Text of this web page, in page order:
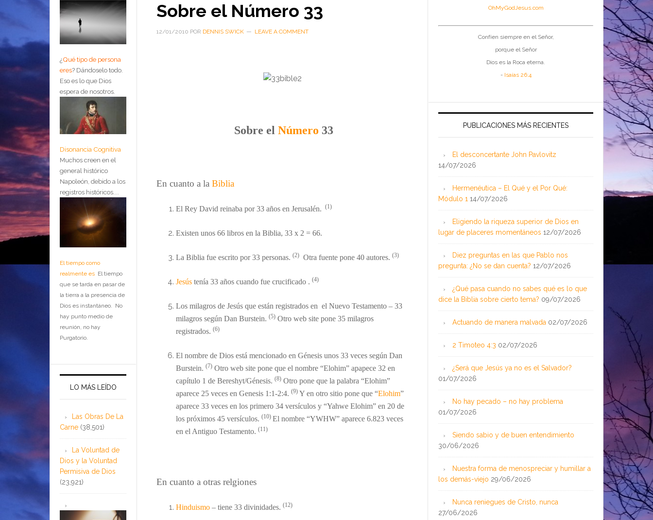
Sobre el Número 33
12/01/2010 POR DENNIS SWICK LEAVE A COMMENT
Sobre el Número 33
En cuanto a la Biblia
El Rey David reinaba por 33 años en Jerusalén. (1)
Existen unos 66 libros en la Biblia, 33 x 2 = 66.
La Biblia fue escrito por 33 personas. (2) Otra fuente pone 40 autores. (3)
Jesús tenía 33 años cuando fue crucificado . (4)
Los milagros de Jesús que están registrados en el Nuevo Testamento – 33
milagros según Dan Burstein. (5) Otro web site pone 35 milagros
registrados. (6)
El nombre de Dios está mencionado en Génesis unos 33 veces según Dan
Burstein. (7) Otro web site pone que el nombre “Elohim” apapece 32 en
capítulo 1 de Bereshyt/Génesis. (8) Otro pone que la palabra “Elohim”
aparece 25 veces en Genesis 1:1-2:4. (9) Y en otro sitio pone que “Elohim”
aparece 33 veces en los primero 34 versículos y “Yahwe Elohim” en 20 de
los próximos 45 versículos. (10) El nombre “YWHW” aparece 6.823 veces
en el Antiguo Testamento. (11)
En cuanto a otras relgiones
Hinduismo – tiene 33 divinidades. (12)
OhMyGodJesus.com
Confíen siempre en el Señor,
porque el Señor
Dios es la Roca eterna.
- Isaías 26:4
PUBLICACIONES MÁS RECIENTES
El desconcertante John Pavlovitz
14/07/2026
Hermenéutica – El Qué y el Por Qué:
Módulo 1 14/07/2026
Eligiendo la riqueza superior de Dios en
lugar de placeres momentáneos 12/07/2026
Diez preguntas en las que Pablo nos
pregunta: ¿No se dan cuenta? 12/07/2026
¿Qué pasa cuando no sabes qué es lo que
dice la Biblia sobre cierto tema? 09/07/2026
Actuando de manera malvada 02/07/2026
2 Timoteo 4:3 02/07/2026
¿Será que Jesús ya no es el Salvador?
01/07/2026
No hay pecado – no hay problema
01/07/2026
Siendo sabio y de buen entendimiento
30/06/2026
Nuestra forma de menospreciar y humillar a
los demás-viejo 29/06/2026
Nunca reniegues de Cristo, nunca
27/06/2026
¿Qué tipo de persona
eres? Dándoselo todo.
Eso es lo que Dios
espera de nosotros.
Disonancia Cognitiva
Muchos creen en el
general histórico
Napoleón, debido a los
registros históricos....
El tiempo como
realmente es El tiempo
que se tarda en pasar de
la tierra a la presencia de
Dios es instantáneo. No
hay punto medio de
reunión, no hay
Purgatorio.
LO MÁS LEÍDO
Las Obras De La
Carne (38,501)
La Voluntad de
Dios y la Voluntad
Permisiva de Dios
(23,921)